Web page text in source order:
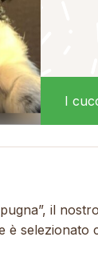
I
il
è